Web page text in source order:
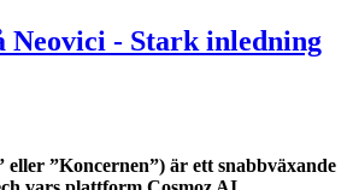
Neovici - Stark inledning
eller ”Koncernen”) är ett snabbväxande